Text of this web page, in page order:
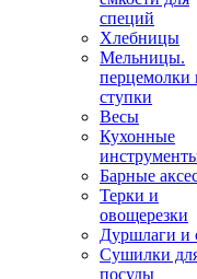
специй
Хлебницы
Мельницы.
перцемолки
ступки
Весы
Кухонные
Барные
Терки и
овощерезки
Дуршлаги и
Сушилки
посуды